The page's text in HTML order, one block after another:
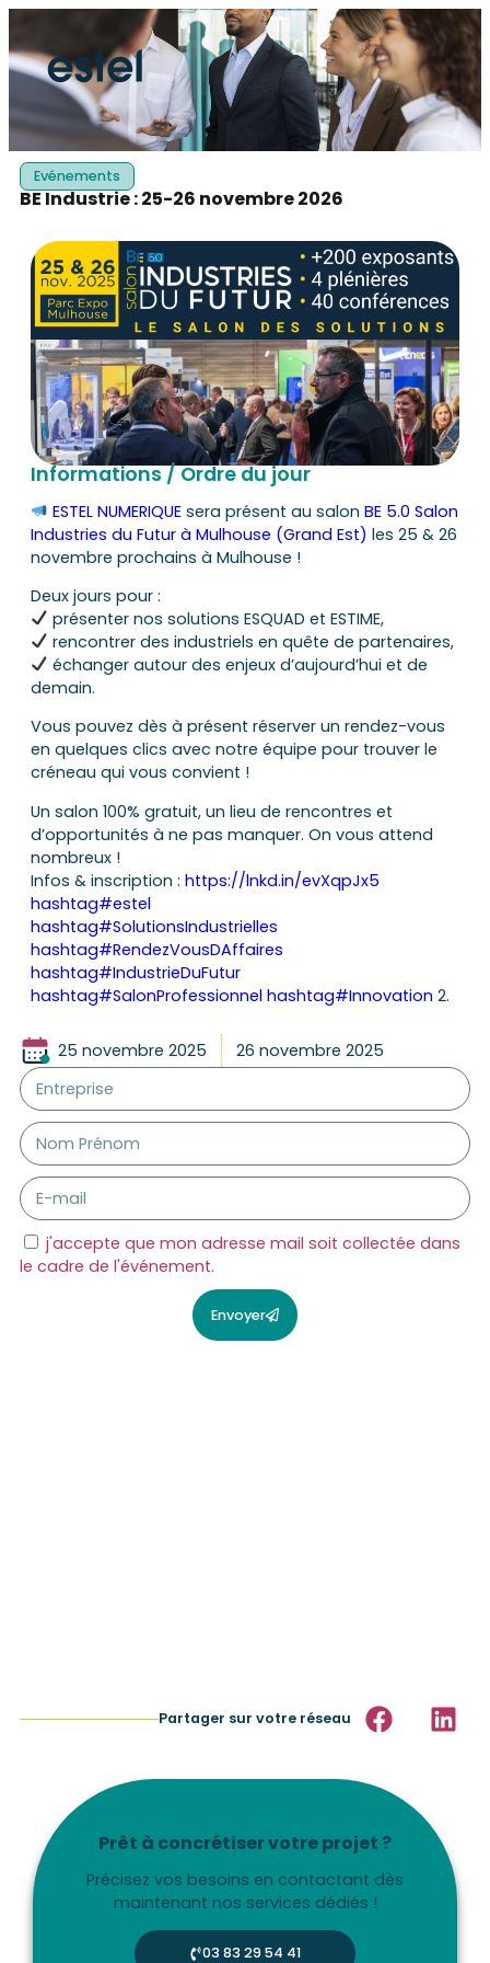
Evénements
BE Industrie : 25-26 novembre 2026
25 novembre 2025 26 novembre 2025
j'accepte que mon adresse mail soit collectée dans
le cadre de l'événement.
Envoyer
Informations / Ordre du jour
ESTEL NUMERIQUE sera présent au salonBE 5.0 Salon
Industries du Futur à Mulhouse (Grand Est) les 25 & 26
novembre prochains à Mulhouse !
Deux jours pour :
présenter nos solutions ESQUAD et ESTIME,
rencontrer des industriels en quête de partenaires,
échanger autour des enjeux d’aujourd’hui et de
demain.
Vous pouvez dès à présent réserver un rendez-vous
en quelques clics avec notre équipe pour trouver le
créneau qui vous convient !
Un salon 100% gratuit, un lieu de rencontres et
d’opportunités à ne pas manquer. On vous attend
nombreux !
Infos & inscription : https://lnkd.in/evXqpJx5
hashtag#estel
hashtag#SolutionsIndustrielles
hashtag#RendezVousDAffaires
hashtag#IndustrieDuFutur
hashtag#SalonProfessionnel hashtag#Innovation 2.
Partager sur votre réseau
Prêt à concrétiser votre projet ?
Précisez vos besoins en contactant dès
maintenant nos services dédiés !
03 83 29 54 41